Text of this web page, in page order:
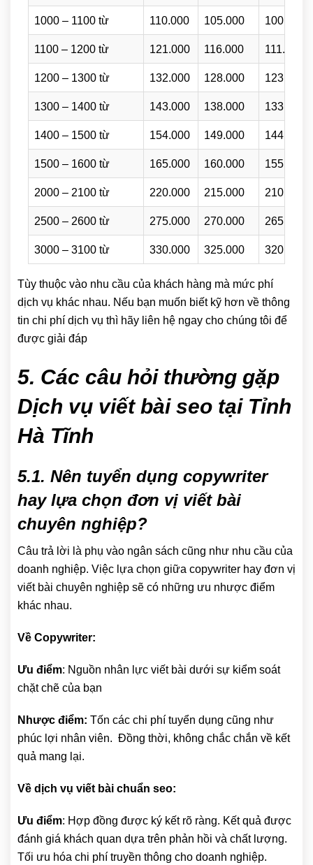
1000 – 1100 từ 110.000 105.000 100.000
1100 – 1200 từ 121.000 116.000 111.000
1200 – 1300 từ 132.000 128.000 123.000
1300 – 1400 từ 143.000 138.000 133.000
1400 – 1500 từ 154.000 149.000 144.000
1500 – 1600 từ 165.000 160.000 155.000
2000 – 2100 từ 220.000 215.000 210.000
2500 – 2600 từ 275.000 270.000 265.000
3000 – 3100 từ 330.000 325.000 320.000
Tùy thuộc vào nhu cầu của khách hàng mà mức phí
dịch vụ khác nhau. Nếu bạn muốn biết kỹ hơn về thông
tin chi phí dịch vụ thì hãy liên hệ ngay cho chúng tôi để
được giải đáp
5. Các câu hỏi thường gặp
Dịch vụ viết bài seo tại Tỉnh
Hà Tĩnh
5.1. Nên tuyển dụng copywriter
hay lựa chọn đơn vị viết bài
chuyên nghiệp?
Câu trả lời là phụ vào ngân sách cũng như nhu cầu của
doanh nghiệp. Việc lựa chọn giữa copywriter hay đơn vị
viết bài chuyên nghiệp sẽ có những ưu nhược điểm
khác nhau.
Về Copywriter:
Ưu điểm: Nguồn nhân lực viết bài dưới sự kiểm soát
chặt chẽ của bạn
Nhược điểm: Tốn các chi phí tuyển dụng cũng như
phúc lợi nhân viên. Đồng thời, không chắc chắn về kết
quả mang lại.
Về dịch vụ viết bài chuẩn seo:
Ưu điểm: Hợp đồng được ký kết rõ ràng. Kết quả được
đánh giá khách quan dựa trên phản hồi và chất lượng.
Tối ưu hóa chi phí truyền thông cho doanh nghiệp.